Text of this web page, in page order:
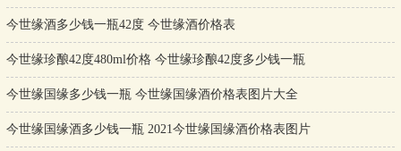
今世缘酒多少钱一瓶42度 今世缘酒价格表
今世缘珍酿42度480ml价格 今世缘珍酿42度多少钱一瓶
今世缘国缘多少钱一瓶 今世缘国缘酒价格表图片大全
今世缘国缘酒多少钱一瓶 2021今世缘国缘酒价格表图片